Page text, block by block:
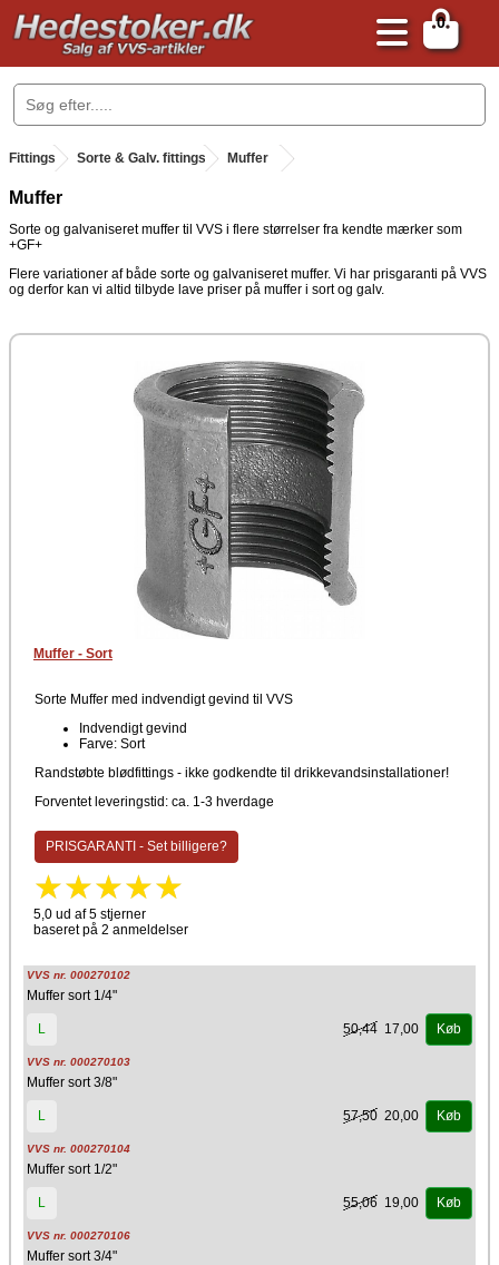
0
.
Fittings . Sorte & Galv. fittings . Muffer
Muffer
Sorte og galvaniseret muffer til VVS i flere størrelser fra kendte mærker som
+GF+
Flere variationer af både sorte og galvaniseret muffer. Vi har prisgaranti på VVS
og derfor kan vi altid tilbyde lave priser på muffer i sort og galv.
Muffer - Sort
Sorte Muffer med indvendigt gevind til VVS
Indvendigt gevind
Farve: Sort
Randstøbte blødfittings - ikke godkendte til drikkevandsinstallationer!
Forventet leveringstid: ca. 1-3 hverdage
PRISGARANTI - Set billigere?
5,0 ud af 5 stjerner
baseret på 2 anmeldelser
VVS nr. 000270102
Muffer sort 1/4"
L 50,44 17,00 Køb
VVS nr. 000270103
Muffer sort 3/8"
L 57,50 20,00 Køb
VVS nr. 000270104
Muffer sort 1/2"
L 55,06 19,00 Køb
VVS nr. 000270106
Muffer sort 3/4"